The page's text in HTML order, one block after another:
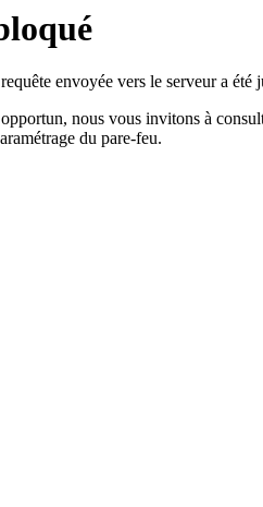
envoyée vers le serveur a été
nous vous invitons à
du pare-feu.